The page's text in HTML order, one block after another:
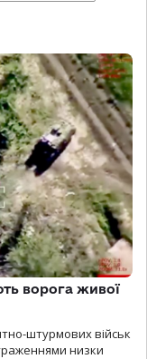
ворога живої
штурмових військ
низки